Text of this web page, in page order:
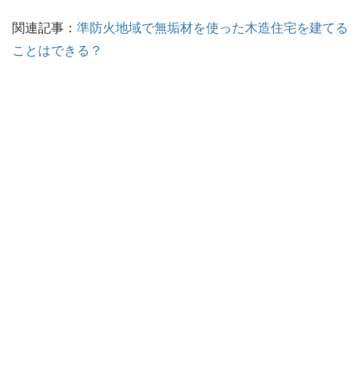
関連記事： 準防火地域で無垢材を使った木造住宅を建てる
ことはできる？